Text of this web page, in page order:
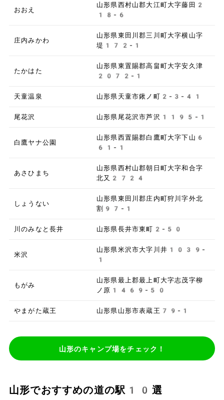
おおえ
山形県西村山郡大江町大字藤田2
18-6
庄内みかわ
山形県東田川郡三川町大字横山字
堤172-1
たかはた
山形県東置賜郡高畠町大字安久津
2072-1
天童温泉 山形県天童市鍬ノ町2-3-41
尾花沢 山形県尾花沢市芦沢1195-1
白鷹ヤナ公園
山形県西置賜郡白鷹町大字下山6
61-1
あさひまち
山形県西村山郡朝日町大字和合字
北又2724
しょうない
山形県東田川郡庄内町狩川字外北
割97-1
川のみなと長井 山形県長井市東町2-50
米沢
山形県米沢市大字川井1039-
1
もがみ
山形県最上郡最上町大字志茂字柳
ノ原1469-50
やまがた蔵王 山形県山形市表蔵王79-1
山形のキャンプ場をチェック！
山形でおすすめの道の駅10選